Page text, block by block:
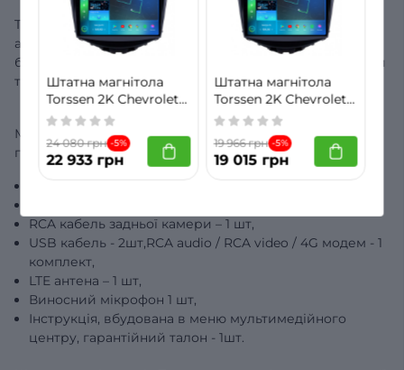
Torssen надає гарантію на 12 місяців з моменту покупки
автомагнітоли. Для того, щоб скористатися гарантією,
будь ласка, збережіть чек та оригінальний гарантійний
талон на пристрій.
Ми пропонуємо купити автомагнітолу нового
покоління Torssen у наступній комплектації:
RCA кабель задньої камери – 1 шт,
USB кабель - 2шт,RCA audio / RCA video / 4G модем - 1
комплект,
LTE антена – 1 шт,
Виносний мікрофон 1 шт,
Інструкція, вбудована в меню мультимедійного
центру, гарантійний талон - 1шт.
Штатна магнітола
Torssen 2K Chevrolet
Aveo 14- F96128 4G
Carplay DSP
24 080 грн -5%
22 933 грн
Штатна магнітола
Torssen 2K Chevrolet
Aveo 14-F9464 4G
Carplay DSP
19 966 грн -5%
19 015 грн